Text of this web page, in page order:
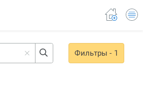
Фильтры- 1